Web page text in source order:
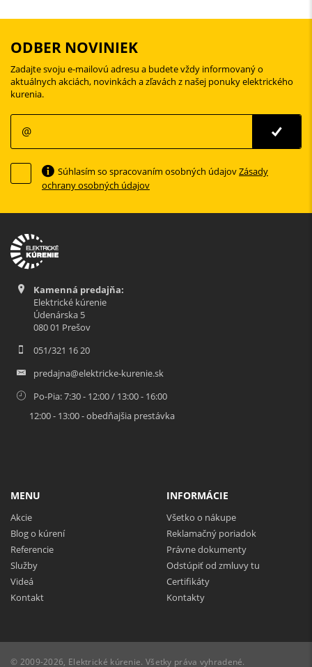
ODBER NOVINIEK
Zadajte svoju e-mailovú adresu a budete vždy informovaný o
aktuálnych akciách, novinkách a zľavách z našej ponuky elektrického
kurenia.
Súhlasím so spracovaním osobných údajovZásady
ochrany osobných údajov
Kamenná predajňa:
Elektrické kúrenie
Údenárska 5
080 01 Prešov
051/321 16 20
predajna@elektricke-kurenie.sk
Po-Pia: 7:30 - 12:00 / 13:00 - 16:00
12:00 - 13:00 - obedňajšia prestávka
MENU
Akcie
Blog o kúrení
Referencie
Služby
Videá
Kontakt
INFORMÁCIE
Všetko o nákupe
Reklamačný poriadok
Právne dokumenty
Odstúpiť od zmluvy tu
Certifikáty
Kontakty
© 2009-2026, Elektrické kúrenie. Všetky práva vyhradené.